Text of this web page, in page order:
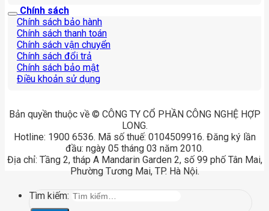
Chính sách
Chính sách bảo hành
Chính sách thanh toán
Chính sách vận chuyển
Chính sách đổi trả
Chính sách bảo mật
Điều khoản sử dụng
Bản quyền thuộc về © CÔNG TY CỔ PHẦN CÔNG NGHỆ HỢP
LONG.
Hotline: 1900 6536. Mã số thuế: 0104509916. Đăng ký lần
đầu: ngày 05 tháng 03 năm 2010.
Địa chỉ: Tầng 2, tháp A Mandarin Garden 2, số 99 phố Tân Mai,
Phường Tương Mai, TP. Hà Nội.
Tìm kiếm: